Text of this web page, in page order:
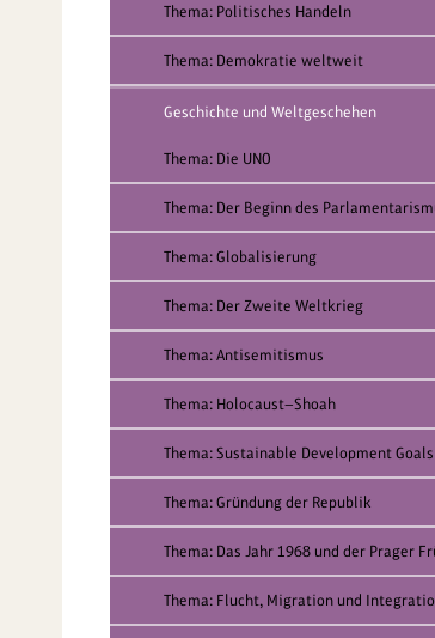
Thema: Politisches Handeln
Thema: Demokratie weltweit
Geschichte und Weltgeschehen
Thema: Die UNO
Thema: Der Beginn des
Thema: Globalisierung
Thema: Der Zweite Weltkrieg
Thema: Antisemitismus
Thema: Holocaust—Shoah
Thema: Sustainable Development Goals
Thema: Gründung der Republik
Thema: Das Jahr 1968 und der Prager
Thema: Flucht, Migration und